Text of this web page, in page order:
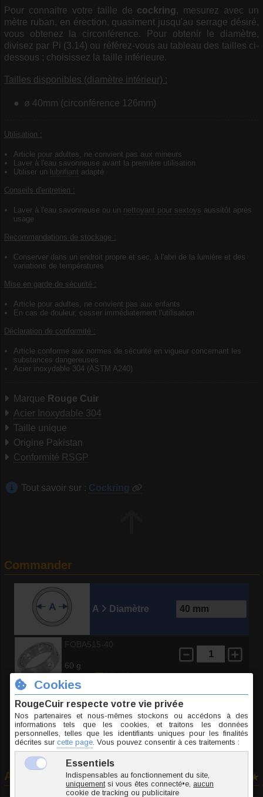
Pour connaitre votre taille de cockring , mesurez avec un
mètre ruban, en érection, quasiment jusqu'au serrage désiré,
vous obtenez la circonférence. Pour obtenir le diamètre,
divisez par Pi (3.14) ou référez-vous au tableau des tailles ci-
dessous ; choisissez la taille inférieure.
Tailles disponibles (diamètre intérieur) :
ø 40mm (circonférence 126mm)
Utilisation :
Article pour adultes, ne convient pas aux mineurs
Laver à l'eau savonneuse avant la première utilisation
Utiliser un lubrifiant adapté
Conseils d'entretien :
Laver à l'eau savonneuse ou un nettoyant pour sextoys aussitôt après
usage
Recommandations de stockage :
Conserver dans un endroit propre et sec, à l'abri de la lumière et des
variations de températures
Mise en garde de sécurité :
Article pour adultes, ne convient pas aux enfants
En cas de douleur, cesser immédiatement l'utilisation
Déclaration de conformité :
Article conforme aux normes de sécurité en vigueur concernant les
substances dangereuses
Acier inoxydable 304 (ASTM A240)
Marque Rouge Cuir
Acier Inoxydable 304
Taille unique
Origine Pakistan
Conformité RSGP
Tout savoir sur : Cockring
Commander
A Diamètre
60 g
19.95 € TTC l'unité
Ajouter au panier
Avis consommateurs 6 avis